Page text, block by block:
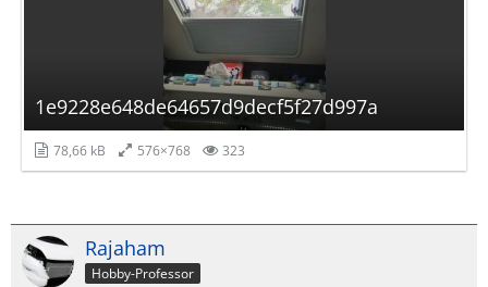
1e9228e648de64657d9decf5f27d997a
78,66 kB 576×768 323
Rajaham
Hobby-Professor